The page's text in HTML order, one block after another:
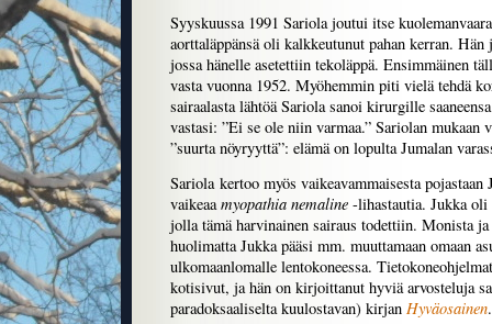
Syyskuussa 1991 Sariola joutui itse
aorttaläppänsä oli kalkkeutunut pahan kerran.
jossa hänelle asetettiin tekoläppä. Ensimmäinen
vasta vuonna 1952. Myöhemmin piti vielä tehdä
sairaalasta lähtöä Sariola sanoi kirurgille
vastasi: ”Ei se ole niin varmaa.” Sariolan mukaan
”suurta nöyryyttä”: elämä on lopulta Jumalan
Sariola kertoo myös vaikeavammaisesta pojastaan
vaikeaamyopathia nemaline -lihastautia. Jukka oli
jolla tämä harvinainen sairaus todettiin. Monista
huolimatta Jukka pääsi mm. muuttamaan omaan
ulkomaanlomalle lentokoneessa.
kotisivut, ja hän on kirjoittanut hyviä arvosteluja
paradoksaaliselta kuulostavan) kirjan Hyväosainen.